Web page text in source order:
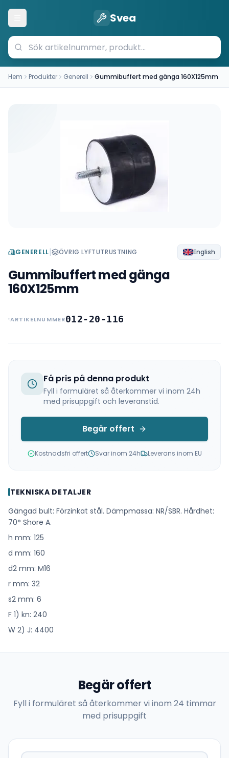
Öppna meny Svea
Hem Produkter Generell Gummibuffert med gänga 160X125mm
GENERELL| ÖVRIG LYFTUTRUSTNING English
Gummibuffert med gänga
160X125mm
ARTIKELNUMMER012-20-116
Få pris på denna produkt
Fyll i formuläret så återkommer vi inom 24h
med prisuppgift och leveranstid.
Begär offert
Kostnadsfri offert Svar inom 24h Leverans inom EU
TEKNISKA DETALJER
Gängad bult: Förzinkat stål. Dämpmassa: NR/SBR. Hårdhet:
70° Shore A.
h mm: 125
d mm: 160
d2 mm: M16
r mm: 32
s2 mm: 6
F 1) kn: 240
W 2) J: 4400
Begär offert
Fyll i formuläret så återkommer vi inom 24 timmar
med prisuppgift